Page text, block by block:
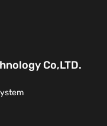
Co,LTD.